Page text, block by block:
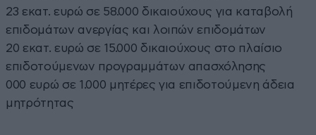
23 εκατ. ευρώ σε 58.000 δικαιούχους για καταβολή
επιδομάτων ανεργίας και λοιπών επιδομάτων
20 εκατ. ευρώ σε 15.000 δικαιούχους στο πλαίσιο
επιδοτούμενων προγραμμάτων απασχόλησης
000 ευρώ σε 1.000 μητέρες για επιδοτούμενη άδεια
μητρότητας